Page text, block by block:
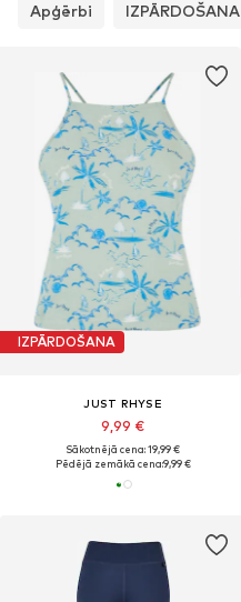
Apģērbi IZPĀRDOŠANA
IZPĀRDOŠANA
JUST RHYSE
9,99 €
Sākotnējā cena: 19,99 €
Pēdējā zemākā cena:9,99 €